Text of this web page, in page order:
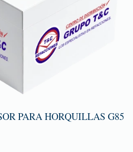
PARA HORQUILLAS G85